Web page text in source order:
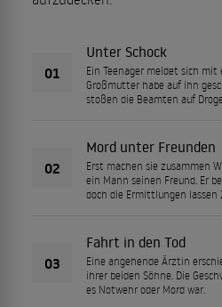
01
Unter Schock
Ein Teenager meldet sich
Großmutter habe auf ihn
stoßen die Beamten auf
02
Mord unter Freunden
Erst machen sie zusammen
ein Mann seinen Freund. Er
doch die Ermittlungen lassen
03
Fahrt in den Tod
Eine angehende Ärztin
ihrer beiden Söhne. Die
es Notwehr oder Mord war.